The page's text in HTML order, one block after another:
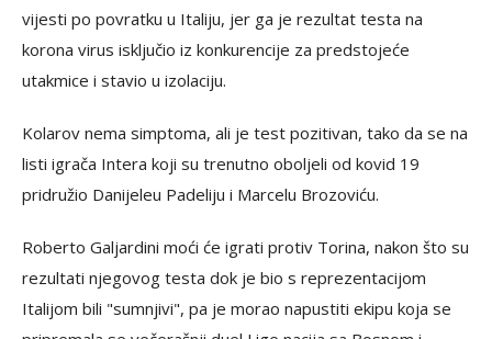
vijesti po povratku u Italiju, jer ga je rezultat testa na
korona virus isključio iz konkurencije za predstojeće
utakmice i stavio u izolaciju.
Kolarov nema simptoma, ali je test pozitivan, tako da se na
listi igrača Intera koji su trenutno oboljeli od kovid 19
pridružio Danijeleu Padeliju i Marcelu Brozoviću.
Roberto Galjardini moći će igrati protiv Torina, nakon što su
rezultati njegovog testa dok je bio s reprezentacijom
Italijom bili "sumnjivi", pa je morao napustiti ekipu koja se